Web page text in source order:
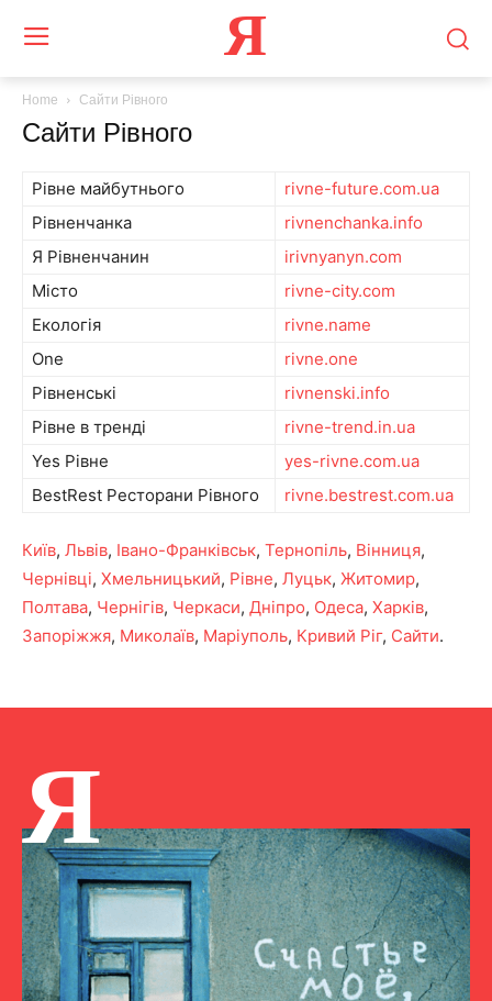
Я
Home Сайти Рівного
Сайти Рівного
Рівне майбутнього
rivne-future.com.ua
Рівненчанка
rivnenchanka.info
Я Рівненчанин
irivnyanyn.com
Місто
rivne-city.com
Екологія
rivne.name
One
rivne.one
Рівненські
rivnenski.info
Рівне в тренді
rivne-trend.in.ua
Yes Рівне
yes-rivne.com.ua
BestRest Ресторани Рівного
rivne.bestrest.com.ua
Київ, Львів, Івано-Франківськ, Тернопіль, Вінниця,
Чернівці, Хмельницький, Рівне, Луцьк, Житомир,
Полтава, Чернігів, Черкаси, Дніпро, Одеса, Харків,
Запоріжжя, Миколаїв, Маріуполь, Кривий Ріг, Сайти.
Я